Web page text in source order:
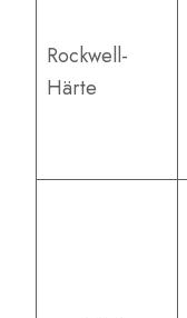
Rockwell-
Härte